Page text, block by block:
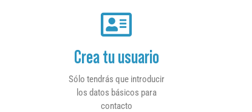
Crea tu usuario
Sólo tendrás que introducir
los datos básicos para
contacto